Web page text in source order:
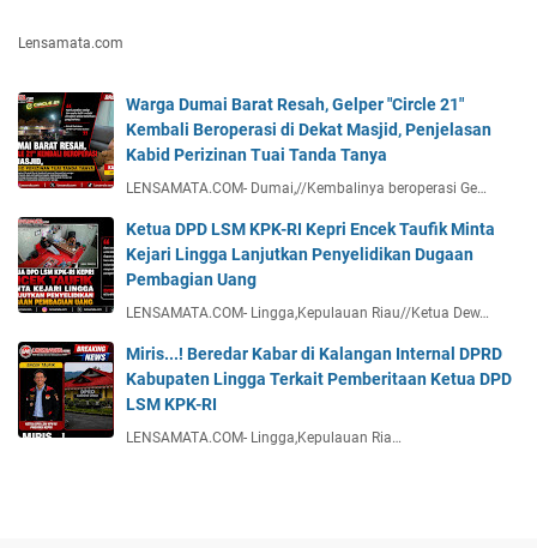
Lensamata.com
Warga Dumai Barat Resah, Gelper "Circle 21"
Kembali Beroperasi di Dekat Masjid, Penjelasan
Kabid Perizinan Tuai Tanda Tanya
LENSAMATA.COM- Dumai,//Kembalinya beroperasi Ge…
Ketua DPD LSM KPK-RI Kepri Encek Taufik Minta
Kejari Lingga Lanjutkan Penyelidikan Dugaan
Pembagian Uang
LENSAMATA.COM- Lingga,Kepulauan Riau//Ketua Dew…
Miris...! Beredar Kabar di Kalangan Internal DPRD
Kabupaten Lingga Terkait Pemberitaan Ketua DPD
LSM KPK-RI
LENSAMATA.COM- Lingga,Kepulauan Ria…